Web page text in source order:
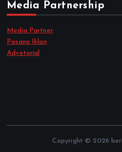
Media Partnership
Media Partner
Pasang Iklan
Advetorial
Copyright © 2026